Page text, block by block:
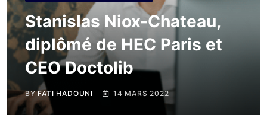
Stanislas Niox-Chateau,
diplômé de HEC Paris et
CEO Doctolib
BYFATI HADOUNI 14 MARS 2022